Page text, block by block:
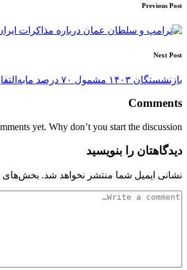
Post
navigation
Previous Post
Next Post
​بازنشستگان ۱۴۰۳ مشمول ۷۰ درصد مابه‌التفاوت متناسب‌سازی شدند
Comments
yet. Why don’t you start the discussion?
دیدگاهتان را بنویسید
نشانی ایمیل شما منتشر نخواهد شد. بخش‌های